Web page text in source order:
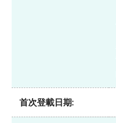
首次登載日期: